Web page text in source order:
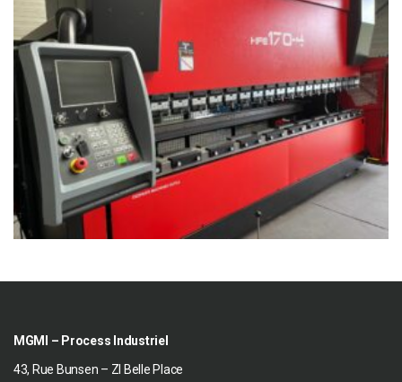
MGMI – Process Industriel
43, Rue Bunsen – ZI Belle Place